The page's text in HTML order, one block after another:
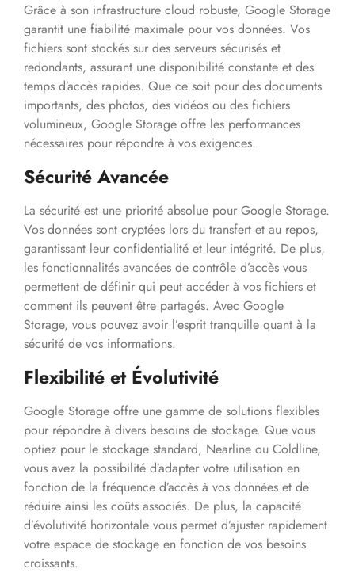
Grâce à son infrastructure cloud robuste, Google Storage
garantit une fiabilité maximale pour vos données. Vos
fichiers sont stockés sur des serveurs sécurisés et
redondants, assurant une disponibilité constante et des
temps d’accès rapides. Que ce soit pour des documents
importants, des photos, des vidéos ou des fichiers
volumineux, Google Storage offre les performances
nécessaires pour répondre à vos exigences.
Sécurité Avancée
La sécurité est une priorité absolue pour Google Storage.
Vos données sont cryptées lors du transfert et au repos,
garantissant leur confidentialité et leur intégrité. De plus,
les fonctionnalités avancées de contrôle d’accès vous
permettent de définir qui peut accéder à vos fichiers et
comment ils peuvent être partagés. Avec Google
Storage, vous pouvez avoir l’esprit tranquille quant à la
sécurité de vos informations.
Flexibilité et Évolutivité
Google Storage offre une gamme de solutions flexibles
pour répondre à divers besoins de stockage. Que vous
optiez pour le stockage standard, Nearline ou Coldline,
vous avez la possibilité d’adapter votre utilisation en
fonction de la fréquence d’accès à vos données et de
réduire ainsi les coûts associés. De plus, la capacité
d’évolutivité horizontale vous permet d’ajuster rapidement
votre espace de stockage en fonction de vos besoins
croissants.